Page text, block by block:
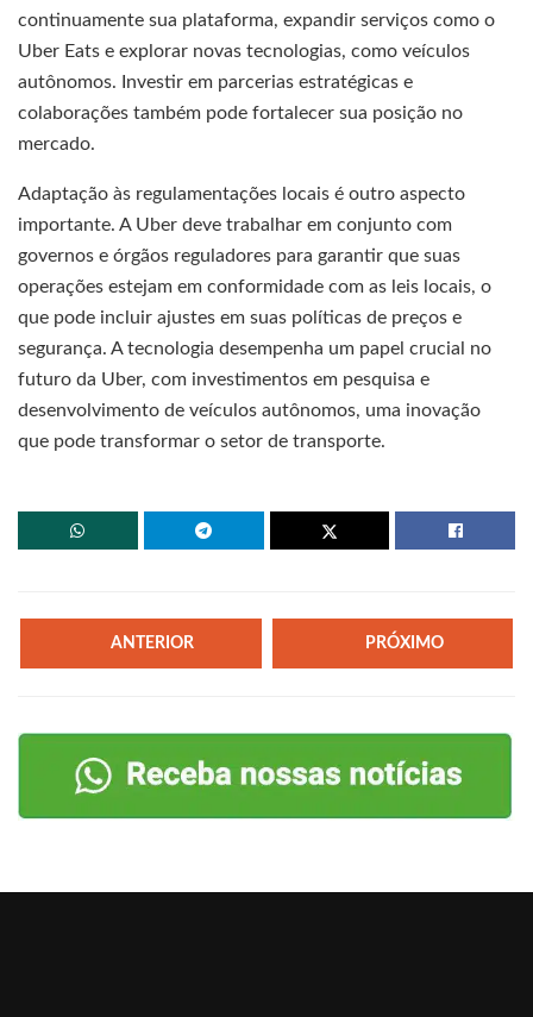
continuamente sua plataforma, expandir serviços como o
Uber Eats e explorar novas tecnologias, como veículos
autônomos. Investir em parcerias estratégicas e
colaborações também pode fortalecer sua posição no
mercado.
Adaptação às regulamentações locais é outro aspecto
importante. A Uber deve trabalhar em conjunto com
governos e órgãos reguladores para garantir que suas
operações estejam em conformidade com as leis locais, o
que pode incluir ajustes em suas políticas de preços e
segurança. A tecnologia desempenha um papel crucial no
futuro da Uber, com investimentos em pesquisa e
desenvolvimento de veículos autônomos, uma inovação
que pode transformar o setor de transporte.
ANTERIOR PRÓXIMO